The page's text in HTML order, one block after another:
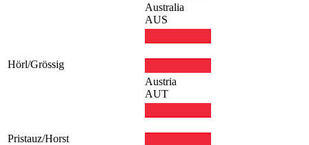
Australia
AUS
Hörl/Grössig
Austria
AUT
Pristauz/Horst